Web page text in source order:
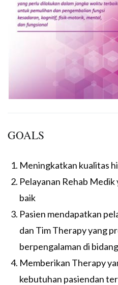
GOALS
Meningkatkan kualitas
Pelayanan Rehab
baik
Pasien mendapatkan
dan Tim Therapy yang
berpengalaman di
Memberikan Therapy
kebutuhan pasiendan